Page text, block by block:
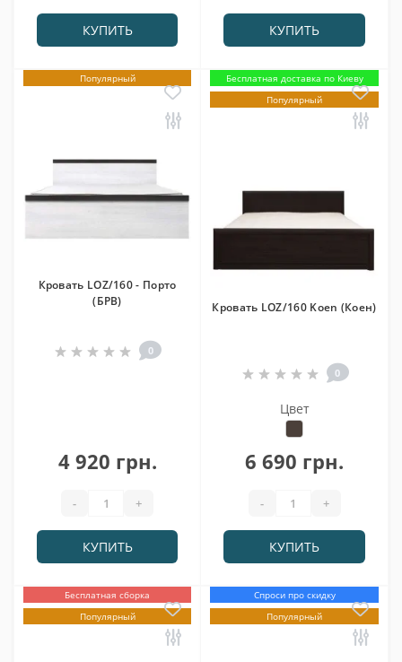
КУПИТЬ КУПИТЬ
Популярный
Кровать LOZ/160 - Порто
(БРВ)
0
4 920 грн.
- +
КУПИТЬ
Бесплатная доставка по Киеву
Популярный
Кровать LOZ/160 Koen (Коен)
0
Цвет
6 690 грн.
- +
КУПИТЬ
Бесплатная сборка
Популярный
Спроси про скидку
Популярный